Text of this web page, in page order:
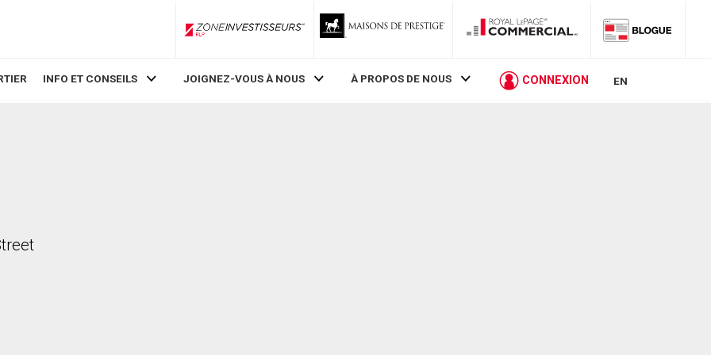
ZoneInvestisseurs RLP
INFO ET CONSEILS JOIGNEZ-VOUS À NOUS À PROPOS DE NOUS CONNEXION EN